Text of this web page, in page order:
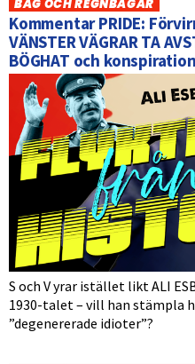
BÅG OCH REGNBÅGAR
Kommentar PRIDE:
VÄNSTER VÄGRAR TA
BÖGHAT och
S och V yrar istället likt ALI
1930-talet – vill han stämpla
”degenererade idioter”?